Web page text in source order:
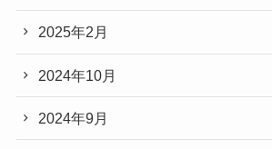
2025年2月
2024年10月
2024年9月